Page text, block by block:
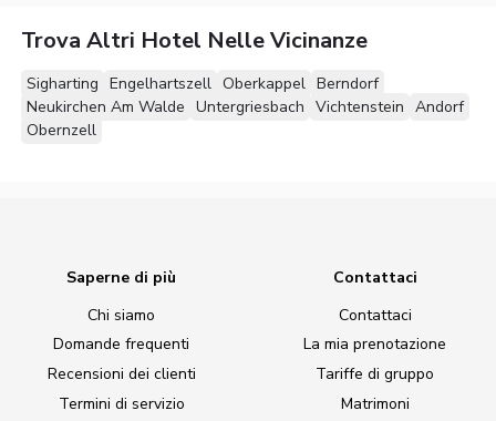
Trova Altri Hotel Nelle Vicinanze
Sigharting Engelhartszell Oberkappel Berndorf
Neukirchen Am Walde Untergriesbach Vichtenstein Andorf
Obernzell
Saperne di più
Chi siamo
Domande frequenti
Recensioni dei clienti
Termini di servizio
Contattaci
Contattaci
La mia prenotazione
Tariffe di gruppo
Matrimoni